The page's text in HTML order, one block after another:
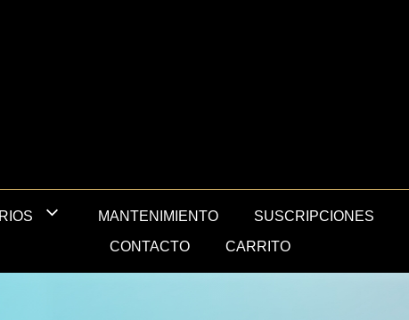
MANTENIMIENTO SUSCRIPCIONES
CONTACTO CARRITO